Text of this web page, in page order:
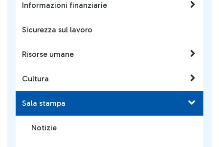
Informazioni finanziarie
Sicurezza sul lavoro
Risorse umane
Cultura
Sala stampa
Notizie